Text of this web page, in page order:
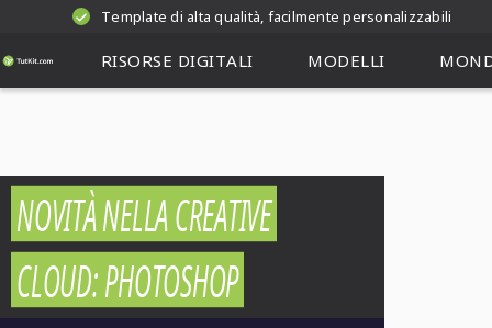
Template di alta qualità, facilmente personalizzabili
RISORSE DIGITALI MODELLI
NOVITÀ NELLA CREATIVE
CLOUD: PHOTOSHOP